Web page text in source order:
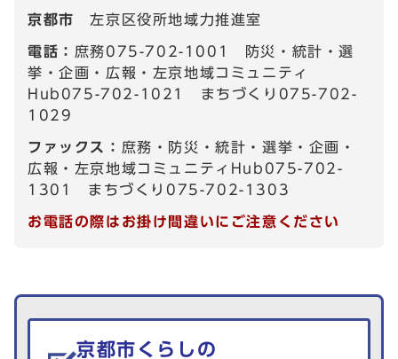
京都市左京区役所地域力推進室
電話： 庶務075-702-1001 防災・統計・選
挙・企画・広報・左京地域コミュニティ
Hub075-702-1021 まちづくり075-702-
1029
ファックス： 庶務・防災・統計・選挙・企画・
広報・左京地域コミュニティHub075-702-
1301 まちづくり075-702-1303
お電話の際はお掛け間違いにご注意ください
生活情報を探す
京都市くらしの